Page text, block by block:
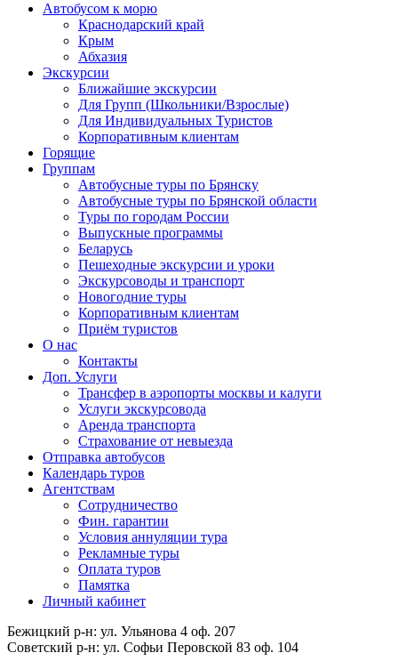
Автобусом к морю
Краснодарский край
Крым
Абхазия
Экскурсии
Ближайшие экскурсии
Для Групп (Школьники/Взрослые)
Для Индивидуальных Туристов
Корпоративным клиентам
Горящие
Группам
Автобусные туры по Брянску
Автобусные туры по Брянской области
Туры по городам России
Выпускные программы
Беларусь
Пешеходные экскурсии и уроки
Экскурсоводы и транспорт
Новогодние туры
Корпоративным клиентам
Приём туристов
О нас
Контакты
Доп. Услуги
Трансфер в аэропорты москвы и калуги
Услуги экскурсовода
Аренда транспорта
Страхование от невыезда
Отправка автобусов
Календарь туров
Агентствам
Сотрудничество
Фин. гарантии
Условия аннуляции тура
Рекламные туры
Оплата туров
Памятка
Личный кабинет
Бежицкий р-н: ул. Ульянова 4 оф. 207
Советский р-н: ул. Софьи Перовской 83 оф. 104